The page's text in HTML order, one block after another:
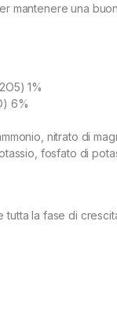
mantenere una
1%
6%
nitrato di
fosfato di
tutta la fase di
- JUNGLE JUICE